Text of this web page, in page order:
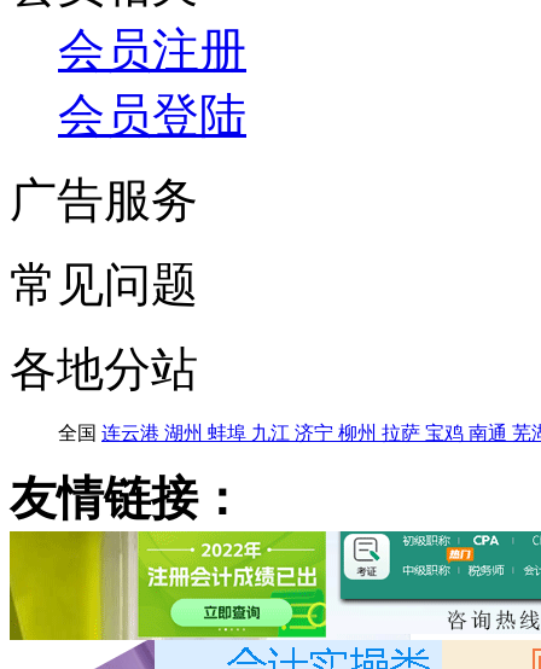
会员注册
会员登陆
广告服务
常见问题
各地分站
全国 连云港 湖州 蚌埠 九江 济宁 柳州 拉萨 宝鸡 南通 芜
友情链接：